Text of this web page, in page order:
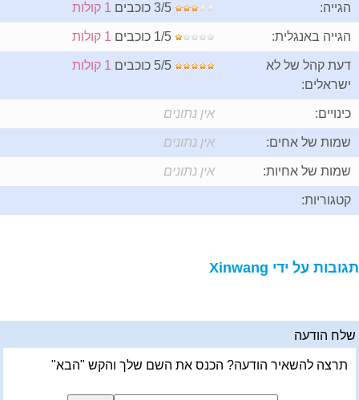
הגייה: 1 קולות
הגייה באנגלית: 1 קולות
דעת קהל של לא
ישראלים:
1 קולות
כינויים: אין נתונים
שמות של אחים: אין נתונים
שמות של אחיות: אין נתונים
קטגוריות:
תגובות על ידי Xinwang
שלח הודעה
תרצה להשאיר הודעה? הכנס את השם שלך והקש "הבא"